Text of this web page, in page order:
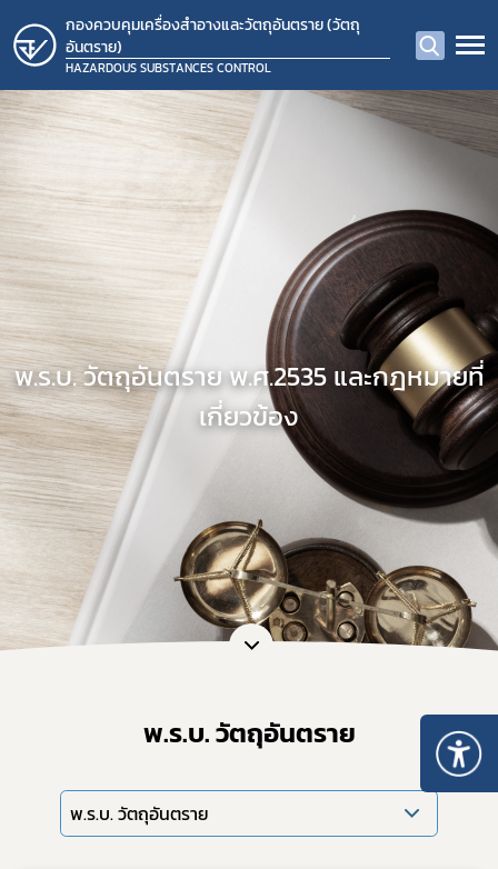
กองควบคุมเครื่องสำอางและวัตถุอันตราย (วัตถุ
อันตราย)
HAZARDOUS SUBSTANCES CONTROL
พ.ร.บ. วัตถุอันตราย พ.ศ.2535 และกฎหมายที่
เกี่ยวข้อง
พ.ร.บ. วัตถุอันตราย
พ.ร.บ. วัตถุอันตราย